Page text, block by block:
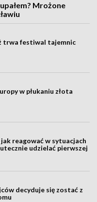
Mrożone
trwa festiwal tajemnic
w płukaniu złota
jak reagować w sytuacjach
udzielać pierwszej
decyduje się zostać z